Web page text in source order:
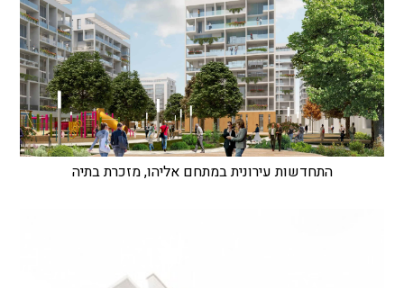
התחדשות עירונית במתחם אליהו, מזכרת בתיה